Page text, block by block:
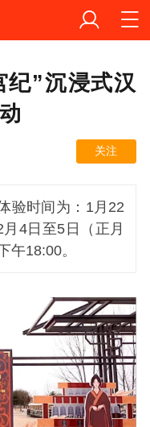
”沉浸式汉
关注
验时间为：1月22
4日至5日（正月
午18:00。